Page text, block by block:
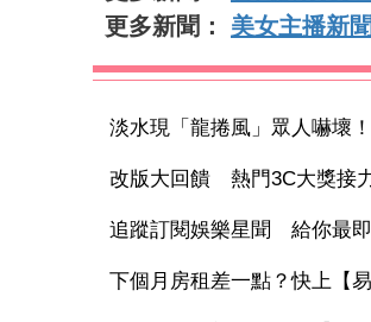
更多新聞： 美女主播新
淡水現「龍捲風」眾人嚇壞
改版大回饋 熱門3C大獎接
追蹤訂閱娛樂星聞 給你最
下個月房租差一點？快上【